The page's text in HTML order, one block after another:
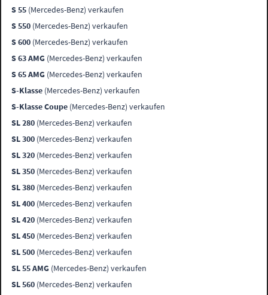
S 55 (Mercedes-Benz) verkaufen
S 550 (Mercedes-Benz) verkaufen
S 600 (Mercedes-Benz) verkaufen
S 63 AMG (Mercedes-Benz) verkaufen
S 65 AMG (Mercedes-Benz) verkaufen
S-Klasse (Mercedes-Benz) verkaufen
S-Klasse Coupe (Mercedes-Benz) verkaufen
SL 280 (Mercedes-Benz) verkaufen
SL 300 (Mercedes-Benz) verkaufen
SL 320 (Mercedes-Benz) verkaufen
SL 350 (Mercedes-Benz) verkaufen
SL 380 (Mercedes-Benz) verkaufen
SL 400 (Mercedes-Benz) verkaufen
SL 420 (Mercedes-Benz) verkaufen
SL 450 (Mercedes-Benz) verkaufen
SL 500 (Mercedes-Benz) verkaufen
SL 55 AMG (Mercedes-Benz) verkaufen
SL 560 (Mercedes-Benz) verkaufen